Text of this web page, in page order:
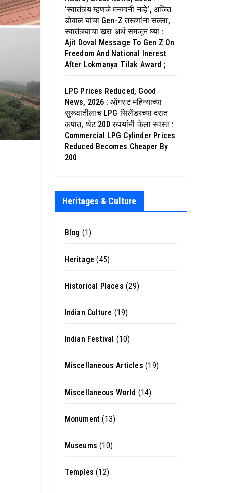
‘स्वातंत्र्य म्हणजे मनमानी नव्हे’, अजित
डोवाल यांचा Gen-Z तरूणांना सल्ला,
स्वातंत्र्याचा खरा अर्थ समजून घ्या :
Ajit Doval Message To Gen Z On
Freedom And National Inerest
After Lokmanya Tilak Award ;
LPG Prices Reduced, Good
News, 2026 : ऑगस्ट महिन्याच्या
सुरूवातीलाच LPG सिलेंडरच्या दरात
कपात, थेट 200 रुपयांनी केला स्वस्त :
Commercial LPG Cylinder Prices
Reduced Becomes Cheaper By
200
Heritages & Culture
Blog (1)
Heritage (45)
Historical Places (29)
Indian Culture (19)
Indian Festival (10)
Miscellaneous Articles (19)
Miscellaneous World (14)
Monument (13)
Museums (10)
Temples (12)